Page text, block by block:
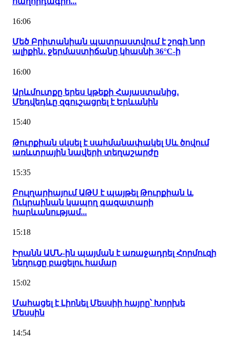
16:06
Մեծ Բրիտանիան պատրաստվում է շոգի նոր
ալիքին․ ջերմաստիճանը կհասնի 36°C-ի
16:00
Արևմուտքը երես կթեքի Հայաստանից․
Մեդվեդևը զգուշացրել է Երևանին
15:40
Թուրքիան սկսել է սահմանափակել Սև ծովում
առևտրային նավերի տեղաշարժը
15:35
Բուլղարիայում ԱԹՍ է պայթել Թուրքիան և
Ուկրաինան կապող գազատարի
հարևանությամ...
15:18
Իրանն ԱՄՆ-ին պայման է առաջադրել Հորմուզի
նեղուցը բացելու համար
15:02
Մահացել է Լիոնել Մեսսիի հայրը՝ Խորխե
Մեսսին
14:54